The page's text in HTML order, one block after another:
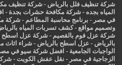
شركة تنظيف فلل بالرياض -شركة تنظيف
المياه بجده -شركة مكافحة حشرات بجدة -
في مصر - برنامج محاسبة المطاعم -شركة
وتصميم مواقع -كشف تسربات المياه
شركة عزل فوم بالقصيم -شركة عزل اسطح
بالرياض - عزل اسطح بالرياض -شراء اثاث
الواجبات الجامعية - افضل شركة سيو في
الزجاجية في مصر - نقل عفش الكويت -